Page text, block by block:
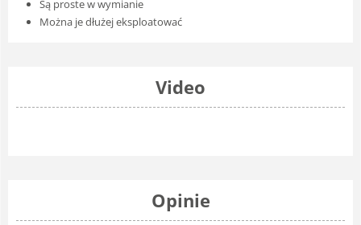
Są proste w wymianie
Można je dłużej eksploatować
Video
Opinie